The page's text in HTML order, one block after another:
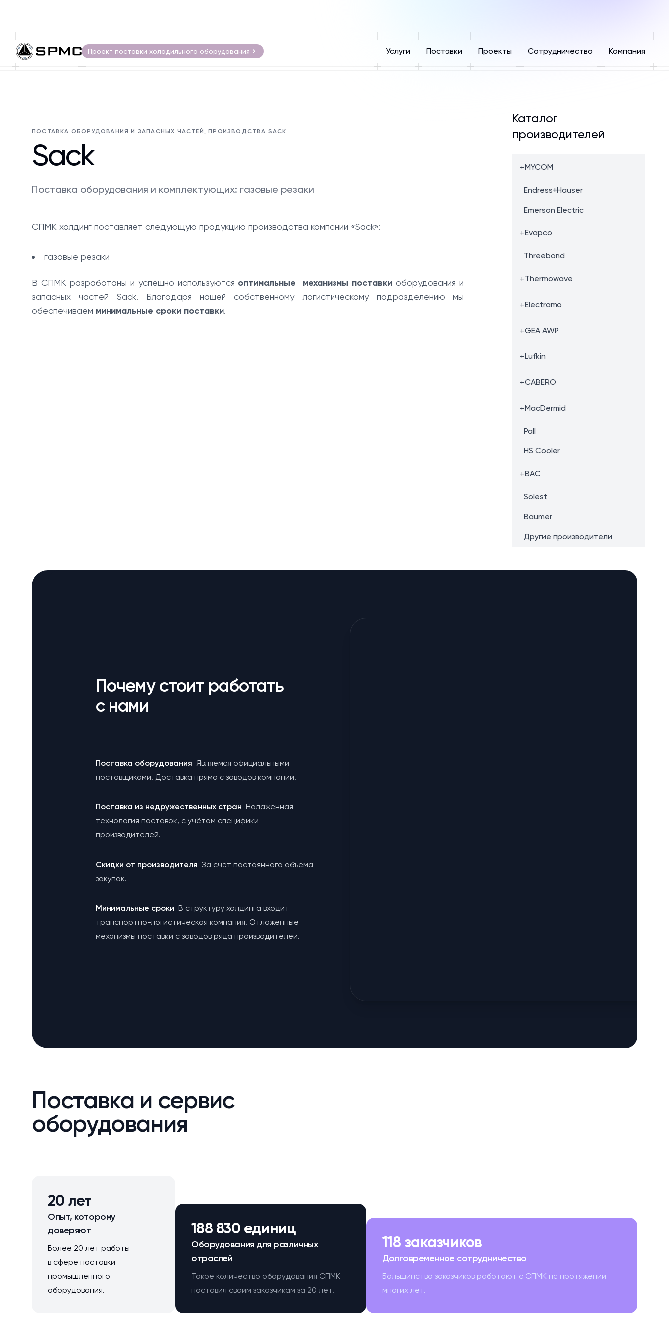
Проект поставки холодильного оборудования Услуги Поставки Проекты Сотрудничество Компания
ПОСТАВКА ОБОРУДОВАНИЯ И ЗАПАСНЫХ ЧАСТЕЙ, ПРОИЗВОДСТВА SACK
Sack
Поставка оборудования и комплектующих: газовые резаки
СПМК холдинг поставляет следующую продукцию производства компании «Sack»:
газовые резаки
В СПМК разработаны и успешно используются оптимальные механизмы поставки оборудования и
запасных частей Sack. Благодаря нашей собственному логистическому подразделению мы
обеспечиваем минимальные сроки поставки.
Каталог
производителей
+MYCOM
Endress+Hauser
Emerson Electric
+Evapco
Threebond
+Thermowave
+Electramo
+GEA AWP
+Lufkin
+CABERO
+MacDermid
Pall
HS Cooler
+BAC
Solest
Baumer
Другие производители
Почему стоит работать
с нами
Поставка оборудования Являемся официальными
поставщиками. Доставка прямо с заводов компании.
Поставка из недружественных стран Налаженная
технология поставок, с учётом специфики
производителей.
Cкидки от производителя За счет постоянного объема
закупок.
Минимальные сроки В структуру холдинга входит
транспортно-логистическая компания. Отлаженные
механизмы поставки с заводов ряда производителей.
Поставка и сервис
оборудования
20 лет
Опыт, которому
доверяют
Более 20 лет работы
в сфере поставки
промышленного
оборудования.
188 830 единиц
Оборудования для различных
отраслей
Такое количество оборудования СПМК
поставил своим заказчикам за 20 лет.
118 заказчиков
Долговременное сотрудничество
Большинство заказчиков работают с СПМК на протяжении
многих лет.